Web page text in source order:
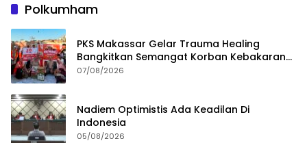
Polkumham
PKS Makassar Gelar Trauma Healing
Bangkitkan Semangat Korban Kebakaran
Tallo
07/08/2026
Nadiem Optimistis Ada Keadilan Di
Indonesia
05/08/2026